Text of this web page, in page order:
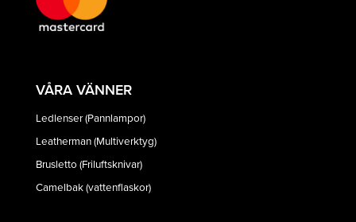
VÅRA VÄNNER
Ledlenser (Pannlampor)
Leatherman (Multiverktyg)
Brusletto (Friluftsknivar)
Camelbak (vattenflaskor)